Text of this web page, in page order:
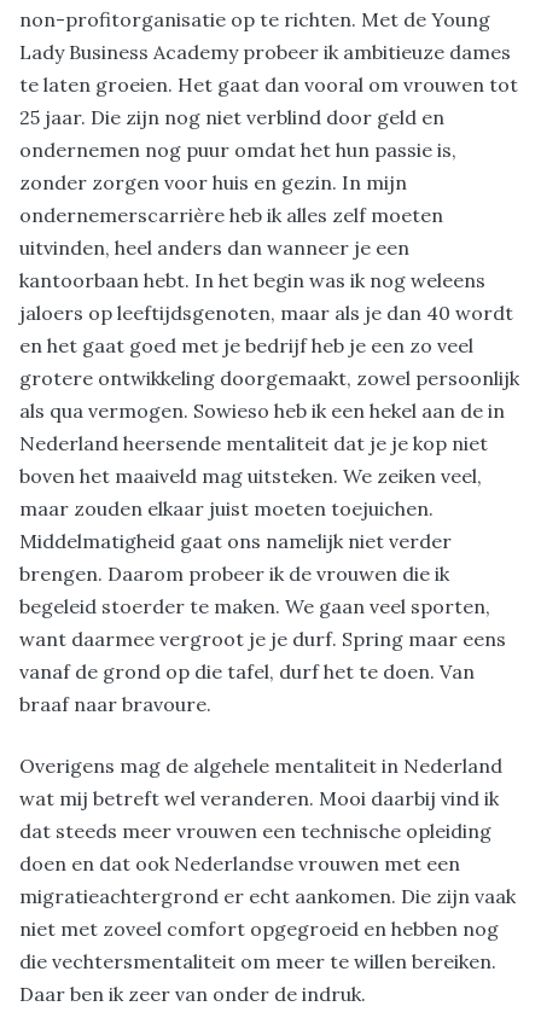
non-profitorganisatie op te richten. Met de Young
Lady Business Academy probeer ik ambitieuze dames
te laten groeien. Het gaat dan vooral om vrouwen tot
25 jaar. Die zijn nog niet verblind door geld en
ondernemen nog puur omdat het hun passie is,
zonder zorgen voor huis en gezin. In mijn
ondernemerscarrière heb ik alles zelf moeten
uitvinden, heel anders dan wanneer je een
kantoorbaan hebt. In het begin was ik nog weleens
jaloers op leeftijdsgenoten, maar als je dan 40 wordt
en het gaat goed met je bedrijf heb je een zo veel
grotere ontwikkeling doorgemaakt, zowel persoonlijk
als qua vermogen. Sowieso heb ik een hekel aan de in
Nederland heersende mentaliteit dat je je kop niet
boven het maaiveld mag uitsteken. We zeiken veel,
maar zouden elkaar juist moeten toejuichen.
Middelmatigheid gaat ons namelijk niet verder
brengen. Daarom probeer ik de vrouwen die ik
begeleid stoerder te maken. We gaan veel sporten,
want daarmee vergroot je je durf. Spring maar eens
vanaf de grond op die tafel, durf het te doen. Van
braaf naar bravoure.
Overigens mag de algehele mentaliteit in Nederland
wat mij betreft wel veranderen. Mooi daarbij vind ik
dat steeds meer vrouwen een technische opleiding
doen en dat ook Nederlandse vrouwen met een
migratieachtergrond er echt aankomen. Die zijn vaak
niet met zoveel comfort opgegroeid en hebben nog
die vechtersmentaliteit om meer te willen bereiken.
Daar ben ik zeer van onder de indruk.